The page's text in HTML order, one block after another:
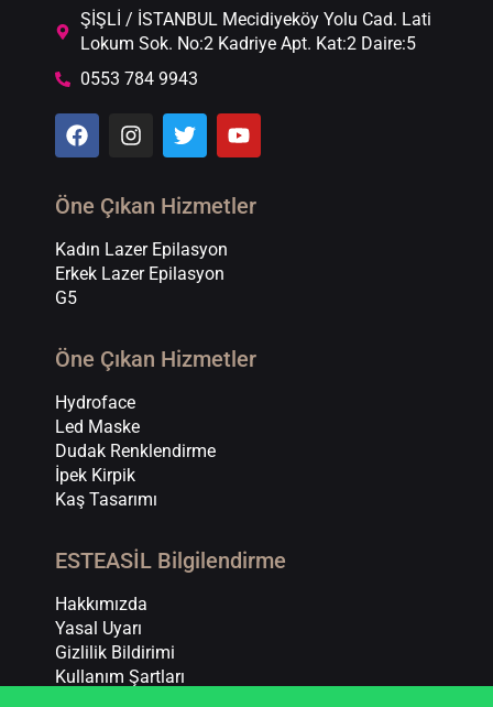
ŞİŞLİ / İSTANBUL Mecidiyeköy Yolu Cad. Lati
Lokum Sok. No:2 Kadriye Apt. Kat:2 Daire:5
0553 784 9943
Öne Çıkan Hizmetler
Kadın Lazer Epilasyon
Erkek Lazer Epilasyon
G5
Öne Çıkan Hizmetler
Hydroface
Led Maske
Dudak Renklendirme
İpek Kirpik
Kaş Tasarımı
ESTEASİL Bilgilendirme
Hakkımızda
Yasal Uyarı
Gizlilik Bildirimi
Kullanım Şartları